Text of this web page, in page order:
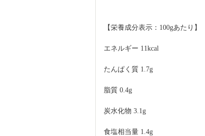
【栄養成分表示：100gあたり】
エネルギー 11kcal
たんぱく質 1.7g
脂質 0.4g
炭水化物 3.1g
食塩相当量 1.4g